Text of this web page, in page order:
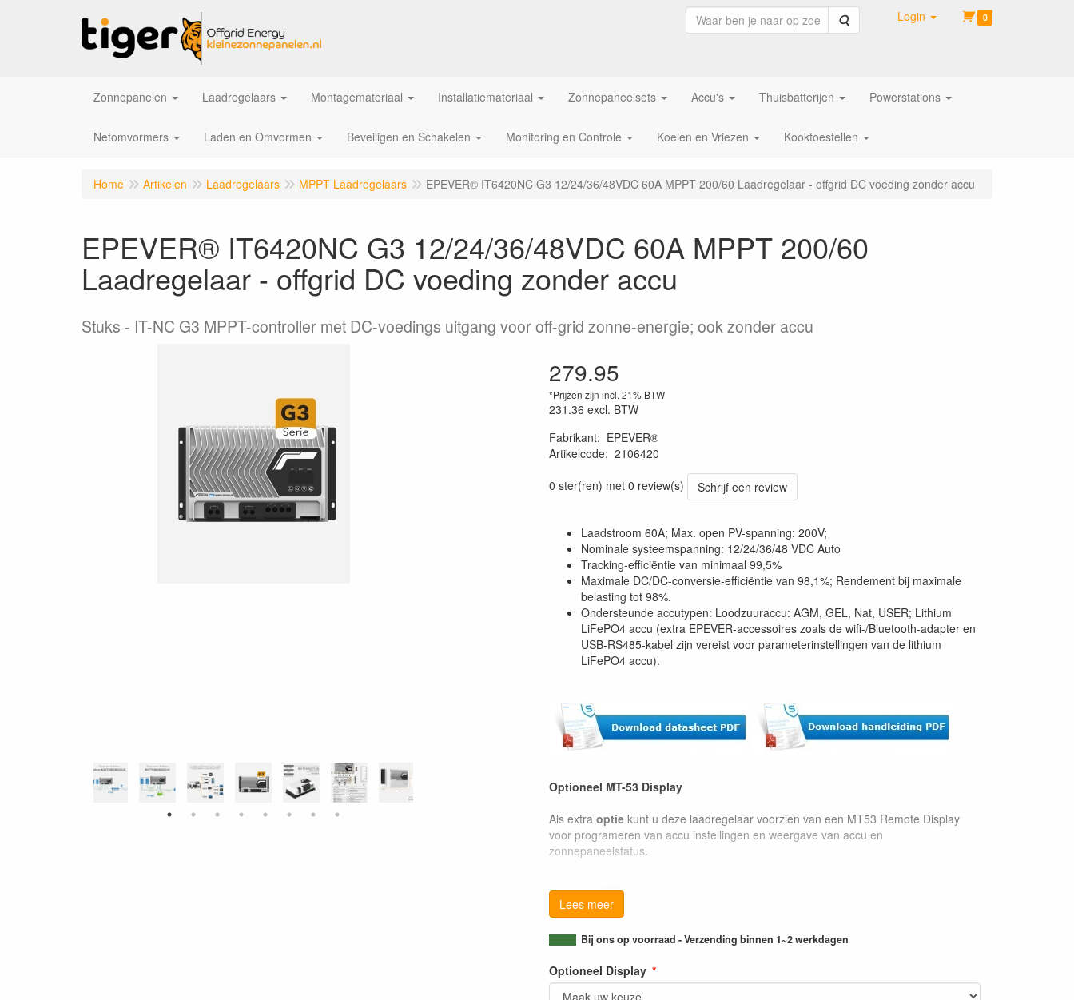
Zoeken Login 0
Zonnepanelen Laadregelaars Montagemateriaal Installatiemateriaal Zonnepaneelsets Accu's Thuisbatterijen Powerstations
Netomvormers Laden en Omvormen Beveiligen en Schakelen Monitoring en Controle Koelen en Vriezen Kooktoestellen
Home Artikelen Laadregelaars MPPT Laadregelaars EPEVER® IT6420NC G3 12/24/36/48VDC 60A MPPT 200/60 Laadregelaar - offgrid DC voeding zonder accu
EPEVER® IT6420NC G3 12/24/36/48VDC 60A MPPT 200/60
Laadregelaar - offgrid DC voeding zonder accu
Stuks IT-NC G3 MPPT-controller met DC-voedings uitgang voor off-grid zonne-energie; ook zonder accu
279.95
*Prijzen zijn incl. 21% BTW
231.36 excl. BTW
Fabrikant: EPEVER®
Artikelcode: 2106420
0 ster(ren) met 0 review(s)
Schrijf een review
Laadstroom 60A; Max. open PV-spanning: 200V;
Nominale systeemspanning: 12/24/36/48 VDC Auto
Tracking-efficiëntie van minimaal 99,5%
Maximale DC/DC-conversie-efficiëntie van 98,1%; Rendement bij maximale
belasting tot 98%.
Ondersteunde accutypen: Loodzuuraccu: AGM, GEL, Nat, USER; Lithium
LiFePO4 accu (extra EPEVER-accessoires zoals de wifi-/Bluetooth-adapter en
USB-RS485-kabel zijn vereist voor parameterinstellingen van de lithium
LiFePO4 accu).
Optioneel MT-53 Display
Als extra optie kunt u deze laadregelaar voorzien van een MT53 Remote Display
voor programeren van accu instellingen en weergave van accu en
zonnepaneelstatus.
Lees meer
Bij ons op voorraad - Verzending binnen 1~2 werkdagen
Optioneel Display